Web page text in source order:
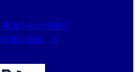
海中央が快勝発
腕を攻略 ボー